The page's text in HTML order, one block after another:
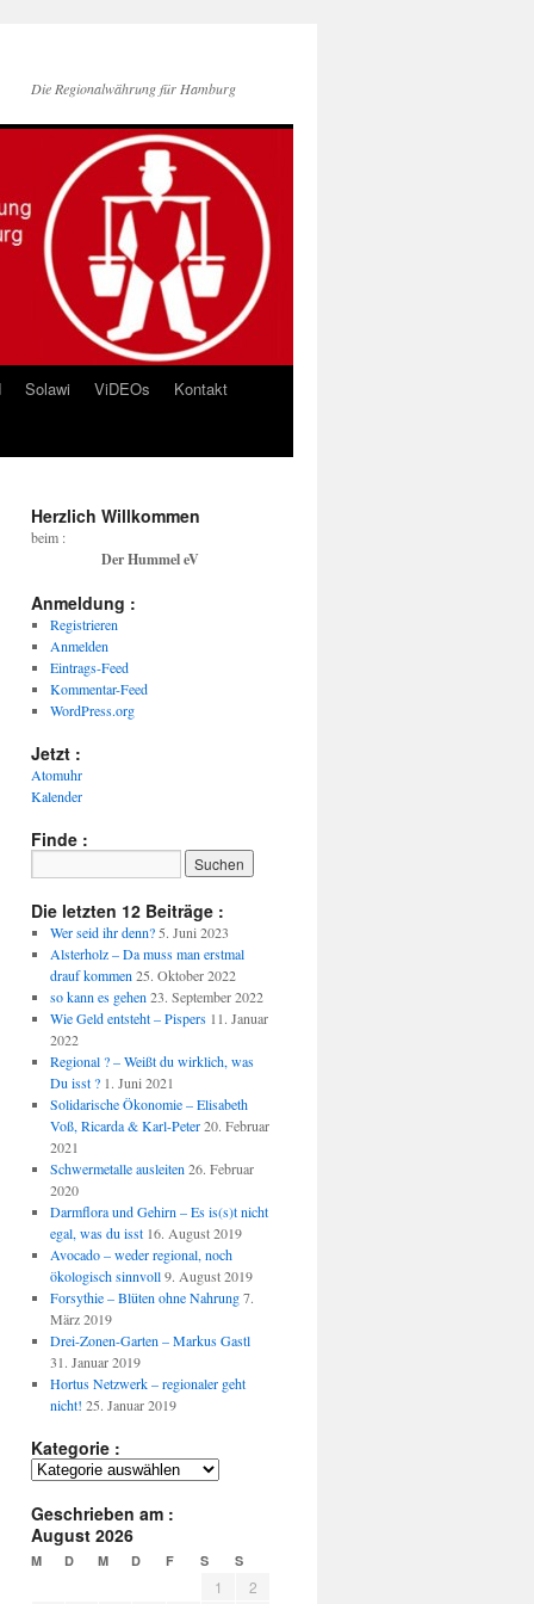
Die Regionalwährung für Hamburg
Solawi ViDEOs
Kontakt
Herzlich Willkommen
beim :
Der Hummel eV
Anmeldung :
Registrieren
Anmelden
Eintrags-Feed
Kommentar-Feed
WordPress.org
Jetzt :
Atomuhr
Kalender
Finde :
Die letzten 12 Beiträge :
Wer seid ihr denn? 5. Juni 2023
Alsterholz – Da muss man erstmal
drauf kommen 25. Oktober 2022
so kann es gehen 23. September 2022
Wie Geld entsteht – Pispers 11. Januar
2022
Regional ? – Weißt du wirklich, was
Du isst ? 1. Juni 2021
Solidarische Ökonomie – Elisabeth
Voß, Ricarda & Karl-Peter 20. Februar
2021
Schwermetalle ausleiten 26. Februar
2020
Darmflora und Gehirn – Es is(s)t nicht
egal, was du isst 16. August 2019
Avocado – weder regional, noch
ökologisch sinnvoll 9. August 2019
Forsythie – Blüten ohne Nahrung 7.
März 2019
Drei-Zonen-Garten – Markus Gastl
31. Januar 2019
Hortus Netzwerk – regionaler geht
nicht! 25. Januar 2019
Kategorie :
Kategorie
Geschrieben am :
August 2026
M D M D F S S
1
2